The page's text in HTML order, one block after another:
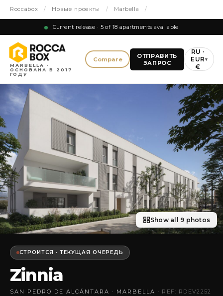
Roccabox / Новые проекты / Marbella /
Current release · 5 of 18 apartments available
MARBELLA ·
ОСНОВАНА В 2017
ГОДУ
Compare
ОТПРАВИТЬ
ЗАПРОС
RU ·
EUR
€
▾
Show all 9 photos
СТРОИТСЯ · ТЕКУЩАЯ ОЧЕРЕДЬ
Zinnia
SAN PEDRO DE ALCÁNTARA · MARBELLA · REF: RDEV2252